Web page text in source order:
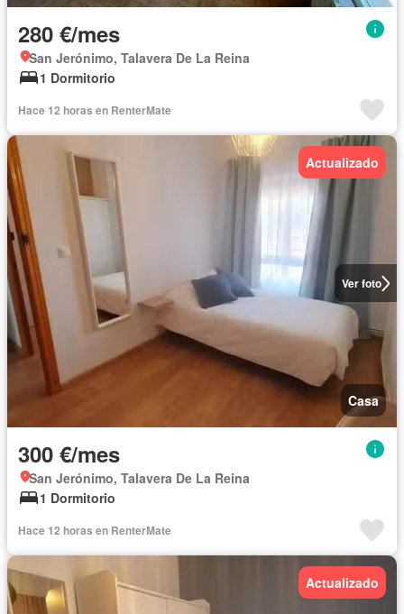
280 €/mes
San Jerónimo, Talavera De La Reina
1 Dormitorio
Hace 12 horas en RenterMate
Ver foto
Actualizado
Casa
300 €/mes
San Jerónimo, Talavera De La Reina
1 Dormitorio
Hace 12 horas en RenterMate
Actualizado